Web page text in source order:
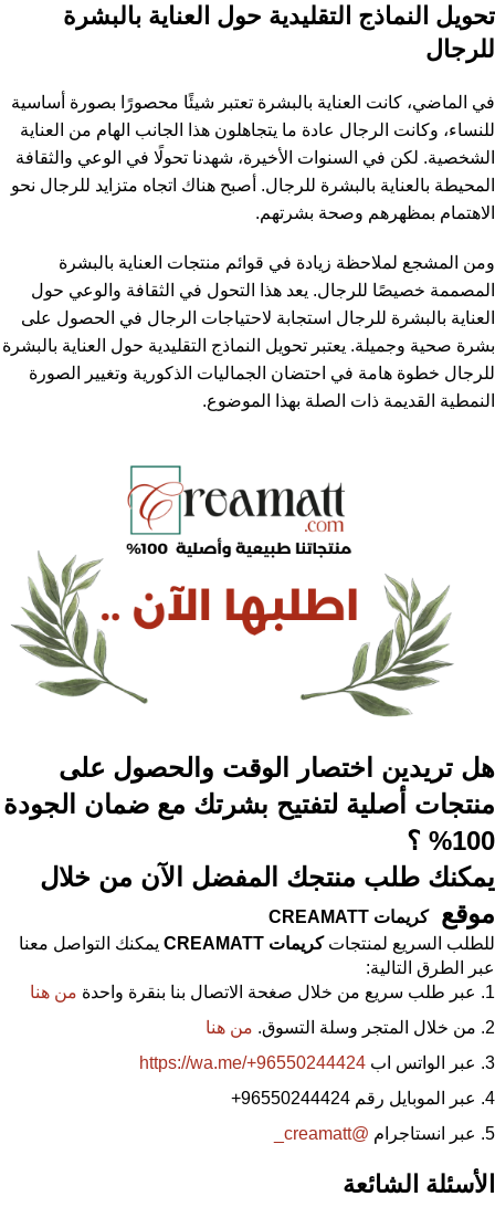
تحويل النماذج التقليدية حول العناية بالبشرة
للرجال
في الماضي، كانت العناية بالبشرة تعتبر شيئًا محصورًا بصورة أساسية
للنساء، وكانت الرجال عادة ما يتجاهلون هذا الجانب الهام من العناية
الشخصية. لكن في السنوات الأخيرة، شهدنا تحولًا في الوعي والثقافة
المحيطة بالعناية بالبشرة للرجال. أصبح هناك اتجاه متزايد للرجال نحو
الاهتمام بمظهرهم وصحة بشرتهم.
ومن المشجع لملاحظة زيادة في قوائم منتجات العناية بالبشرة
المصممة خصيصًا للرجال. يعد هذا التحول في الثقافة والوعي حول
العناية بالبشرة للرجال استجابة لاحتياجات الرجال في الحصول على
بشرة صحية وجميلة. يعتبر تحويل النماذج التقليدية حول العناية بالبشرة
للرجال خطوة هامة في احتضان الجماليات الذكورية وتغيير الصورة
النمطية القديمة ذات الصلة بهذا الموضوع.
هل تريدين اختصار الوقت والحصول على
منتجات أصلية لتفتيح بشرتك مع ضمان الجودة
100% ؟
يمكنك طلب منتجك المفضل الآن من خلال
موقع
كريمات CREAMATT
للطلب السريع لمنتجاتكريمات CREAMATT يمكنك التواصل معنا
عبر الطرق التالية:
عبر طلب سريع من خلال صغحة الاتصال بنا بنقرة واحدة من هنا
من خلال المتجر وسلة التسوق. من هنا
عبر الواتس اب https://wa.me/+96550244424
عبر الموبايل رقم 96550244424
+
عبر انستاجرام @creamatt_
الأسئلة الشائعة